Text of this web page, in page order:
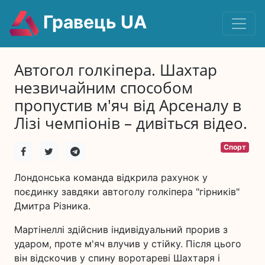
Гравець UA
Автогол голкіпера. Шахтар
незвичайним способом
пропустив м'яч від Арсеналу в
Лізі чемпіонів – дивіться відео.
Спорт
Лондонська команда відкрила рахунок у
поєдинку завдяки автоголу голкіпера "гірників"
Дмитра Різника.
Мартінеллі здійснив індивідуальний прорив з
ударом, проте м'яч влучив у стійку. Після цього
він відскочив у спину воротареві Шахтаря і